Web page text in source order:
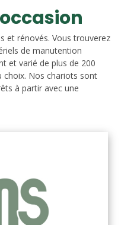
et rénovés. Vous trouverez
de manutention
et varié de plus de 200
choix. Nos chariots sont
à partir avec une